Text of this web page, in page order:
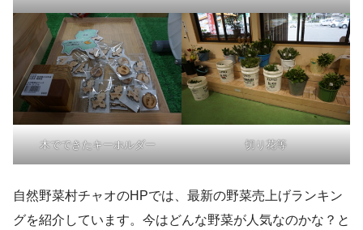
木でできたキーホルダー 切り花等
自然野菜村チャオのHPでは、最新の野菜売上げランキン
グを紹介しています。今はどんな野菜が人気なのかな？と